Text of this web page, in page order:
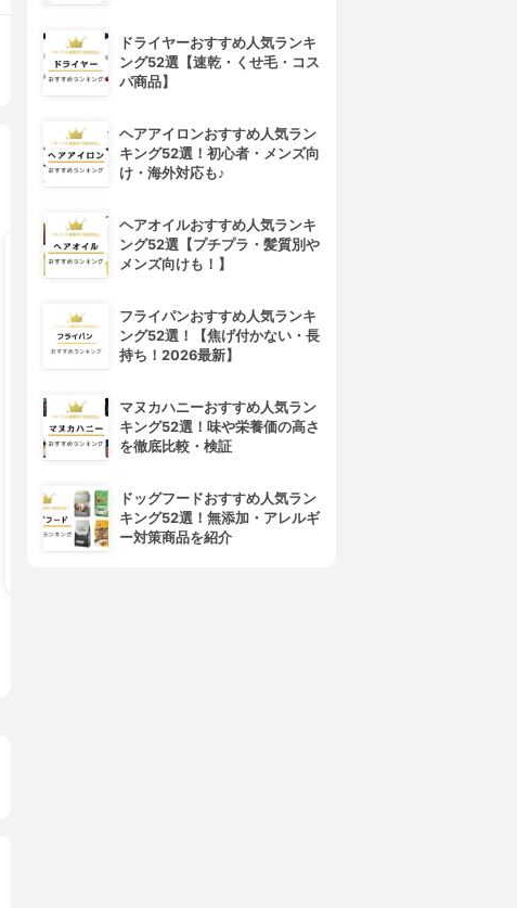
4位
イージー マスカラ リムーバー
3.84(10)
¥810
マスカラリムーバー
ドライヤーおすすめ人気ランキ
ング52選【速乾・くせ毛・コス
パ商品】
ヘアアイロンおすすめ人気ラン
キング52選！初心者・メンズ向
け・海外対応も♪
ヘアオイルおすすめ人気ランキ
ング52選【プチプラ・髪質別や
メンズ向けも！】
フライパンおすすめ人気ランキ
ング52選！【焦げ付かない・長
持ち！2026最新】
マヌカハニーおすすめ人気ラン
キング52選！味や栄養価の高さ
を徹底比較・検証
ドッグフードおすすめ人気ラン
キング52選！無添加・アレルギ
ー対策商品を紹介